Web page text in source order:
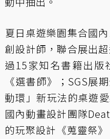
夏日桌遊樂園集合國
創設計師，聯合展出
過15家知名書籍出版
《選書師》；SGS展
動環」新玩法的桌遊
國內動畫設計團隊
的玩聚設計《蒐靈祭